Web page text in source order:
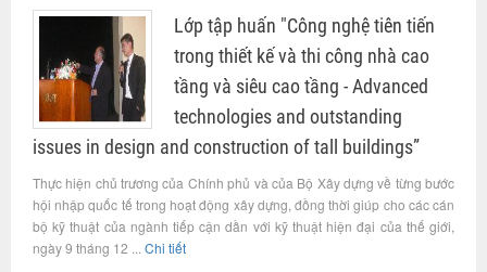
Lớp tập huấn "Công nghệ tiên tiến
trong thiết kế và thi công nhà cao
tầng và siêu cao tầng - Advanced
technologies and outstanding
issues in design and construction of tall buildings”
Thực hiện chủ trương của Chính phủ và của Bộ Xây dựng về từng bước
hội nhập quốc tế trong hoạt động xây dựng, đồng thời giúp cho các cán
bộ kỹ thuật của ngành tiếp cận dần với kỹ thuật hiện đại của thế giới,
ngày 9 tháng 12 ... Chi tiết